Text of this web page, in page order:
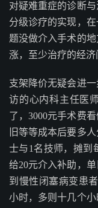
对疑难重症的诊断
分级诊疗的实现，
题没做介入手术的
涨，至少治疗的经济
支架降价无疑会进
访的心内科主任医
了，3000元手术费
旧等等成本后要多
士与1名技师，摊到
给20元介入补助，
到慢性闭塞病变患
小时，多则十几个